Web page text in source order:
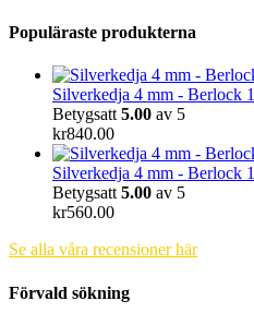
Populäraste produkterna
Silverkedja 4 mm - Berlock
Betygsatt 5.00 av 5
kr840.00
Silverkedja 4 mm - Berlock
Betygsatt 5.00 av 5
kr560.00
Se alla våra recensioner här
Förvald sökning